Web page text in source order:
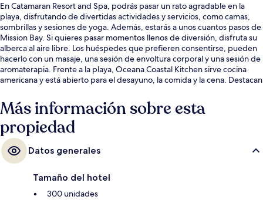
En Catamaran Resort and Spa, podrás pasar un rato agradable en la
playa, disfrutando de divertidas actividades y servicios, como camas,
sombrillas y sesiones de yoga. Además, estarás a unos cuantos pasos de
Mission Bay. Si quieres pasar momentos llenos de diversión, disfruta su
alberca al aire libre. Los huéspedes que prefieren consentirse, pueden
hacerlo con un masaje, una sesión de envoltura corporal y una sesión de
aromaterapia. Frente a la playa, Oceana Coastal Kitchen sirve cocina
americana y está abierto para el desayuno, la comida y la cena. Destacan
visitantes hablan maravillas de las amenidades y características como el
personal amable y la cercanía con la playa.
Más información sobre esta
propiedad
Datos generales
Tamaño del hotel
300 unidades